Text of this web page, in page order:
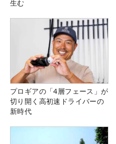
生む
プロギアの「4層フェース」が
切り開く高初速ドライバーの
新時代